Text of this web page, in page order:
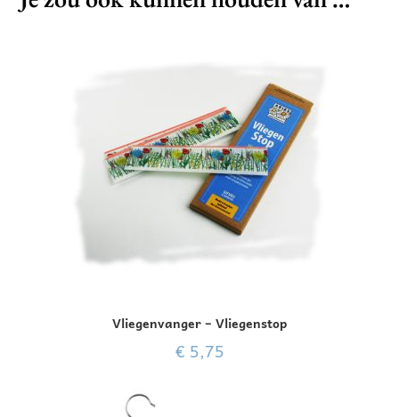
Vliegenvanger – Vliegenstop
€ 5,75